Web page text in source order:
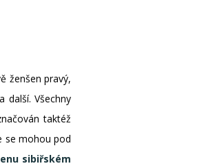
ženšen pravý,
další. Všechny
taktéž
se mohou pod
sibiřském